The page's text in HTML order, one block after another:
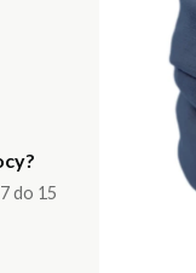
do 15